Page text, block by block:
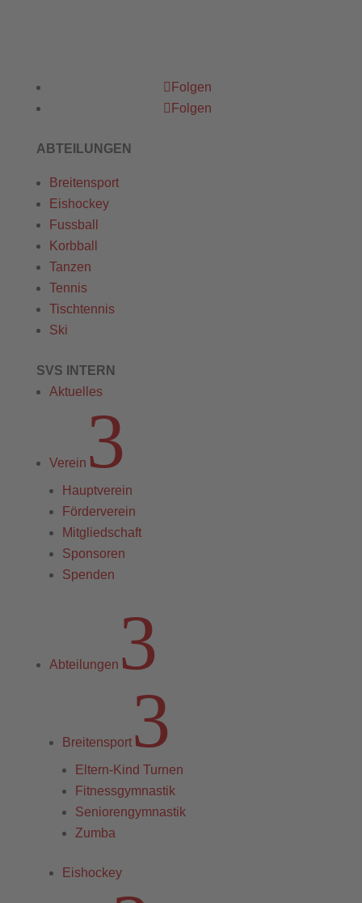
Folgen
Folgen
ABTEILUNGEN
Breitensport
Eishockey
Fussball
Korbball
Tanzen
Tennis
Tischtennis
Ski
SVS INTERN
Aktuelles
Verein 3
Hauptverein
Förderverein
Mitgliedschaft
Sponsoren
Spenden
Abteilungen 3
Breitensport3
Eltern-Kind Turnen
Fitnessgymnastik
Seniorengymnastik
Zumba
Eishockey